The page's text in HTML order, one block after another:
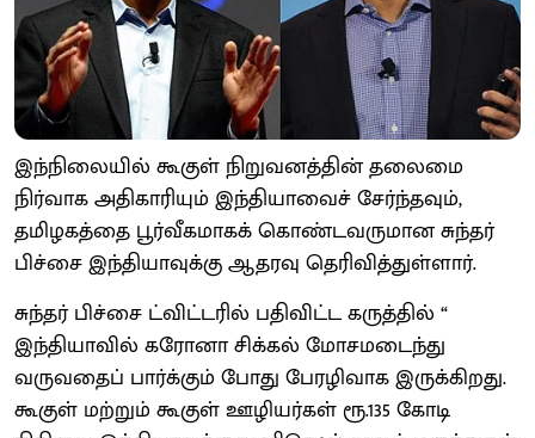
இந்நிலையில் கூகுள் நிறுவனத்தின் தலைமை
நிர்வாக அதிகாரியும் இந்தியாவைச் சேர்ந்தவும்,
தமிழகத்தை பூர்வீகமாகக் கொண்டவருமான சுந்தர்
பிச்சை இந்தியாவுக்கு ஆதரவு தெரிவித்துள்ளார்.
சுந்தர் பிச்சை ட்விட்டரில் பதிவிட்ட கருத்தில் “
இந்தியாவில் கரோனா சிக்கல் மோசமடைந்து
வருவதைப் பார்க்கும் போது பேரழிவாக இருக்கிறது.
கூகுள் மற்றும் கூகுள் ஊழியர்கள் ரூ.135 கோடி